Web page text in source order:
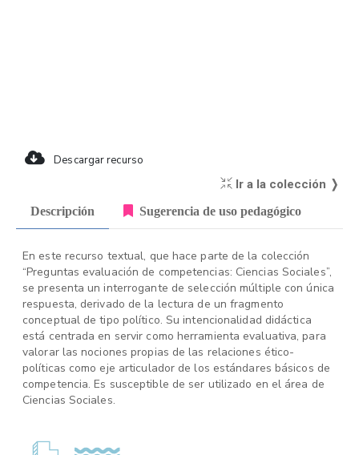
Descargar recurso
Ir a la colección ❭
Descripción Sugerencia de uso pedagógico
En este recurso textual, que hace parte de la colección
“Preguntas evaluación de competencias: Ciencias Sociales”,
se presenta un interrogante de selección múltiple con única
respuesta, derivado de la lectura de un fragmento
conceptual de tipo político. Su intencionalidad didáctica
está centrada en servir como herramienta evaluativa, para
valorar las nociones propias de las relaciones ético-
políticas como eje articulador de los estándares básicos de
competencia. Es susceptible de ser utilizado en el área de
Ciencias Sociales.